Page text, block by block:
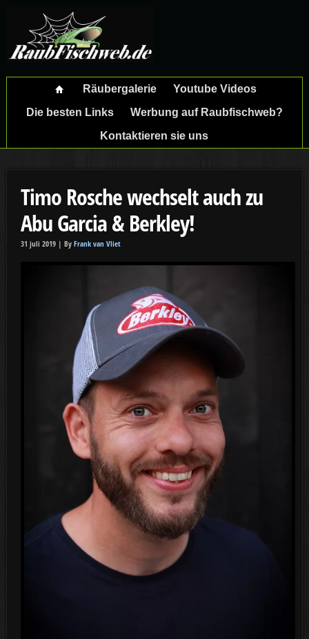
Räubergalerie
Youtube Videos
Die besten Links
Werbung auf Raubfischweb?
Kontaktieren sie uns
Timo Rosche wechselt auch zu
Abu Garcia & Berkley!
31 juli 2019 | By Frank van Vliet